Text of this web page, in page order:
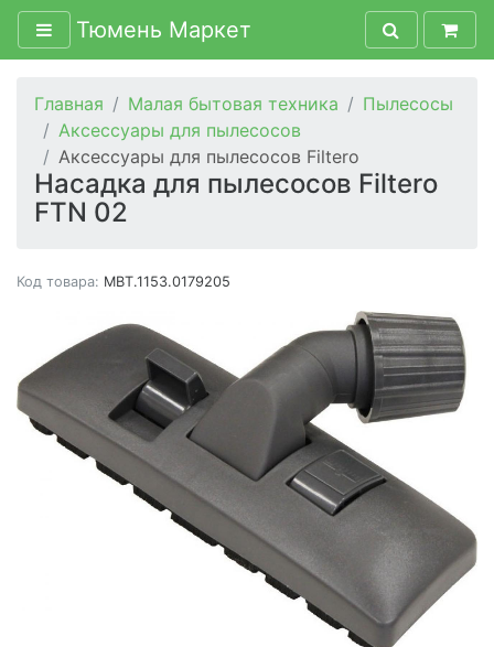
Тюмень Маркет
Главная Малая бытовая техника
Пылесосы
Аксессуары для пылесосов
Аксессуары для пылесосов Filtero
Насадка для пылесосов Filtero
FTN 02
Код товара: MBT.1153.0179205